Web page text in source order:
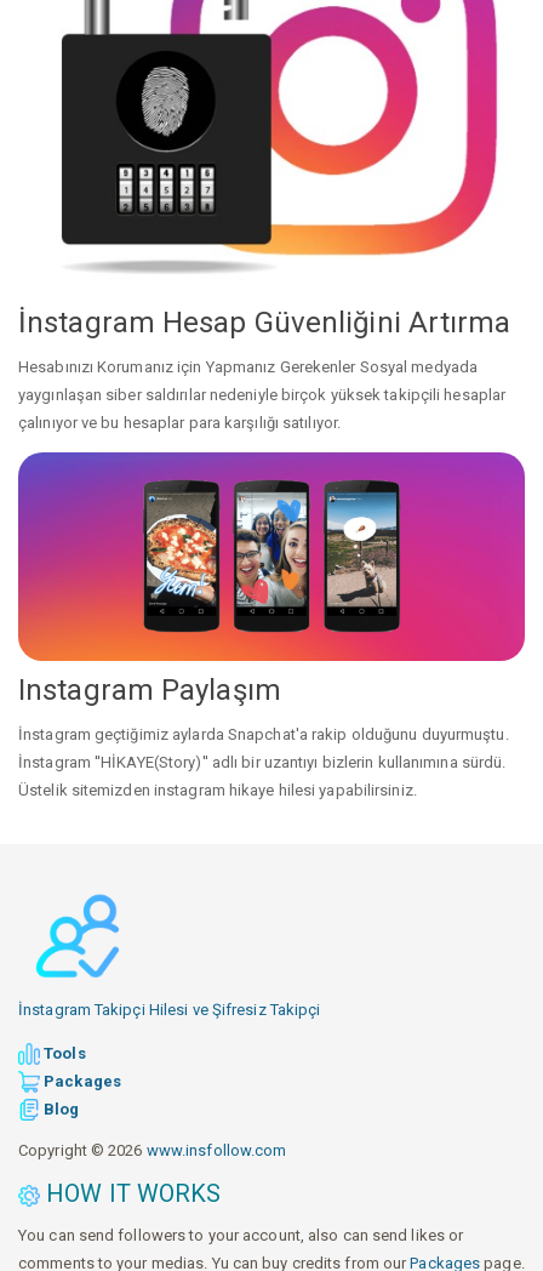
İnstagram Hesap Güvenliğini Artırma
Hesabınızı Korumanız için Yapmanız Gerekenler Sosyal medyada
yaygınlaşan siber saldırılar nedeniyle birçok yüksek takipçili hesaplar
çalınıyor ve bu hesaplar para karşılığı satılıyor.
Instagram Paylaşım
İnstagram geçtiğimiz aylarda Snapchat'a rakip olduğunu duyurmuştu.
İnstagram ''HİKAYE(Story)'' adlı bir uzantıyı bizlerin kullanımına sürdü.
Üstelik sitemizden instagram hikaye hilesi yapabilirsiniz.
İnstagram Takipçi Hilesi ve Şifresiz Takipçi
Tools
Packages
Blog
Copyright © 2026 www.insfollow.com
HOW IT WORKS
You can send followers to your account, also can send likes or
comments to your medias. Yu can buy credits from ourPackages page.